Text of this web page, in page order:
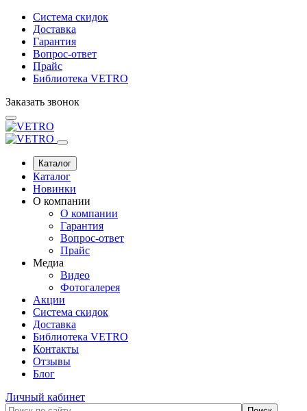
Система скидок
Доставка
Гарантия
Вопрос-ответ
Прайс
Библиотека VETRO
Заказать звонок
Каталог
Каталог
Новинки
О компании
О компании
Гарантия
Вопрос-ответ
Прайс
Медиа
Видео
Фотогалерея
Акции
Система скидок
Доставка
Библиотека VETRO
Контакты
Отзывы
Блог
Личный кабинет